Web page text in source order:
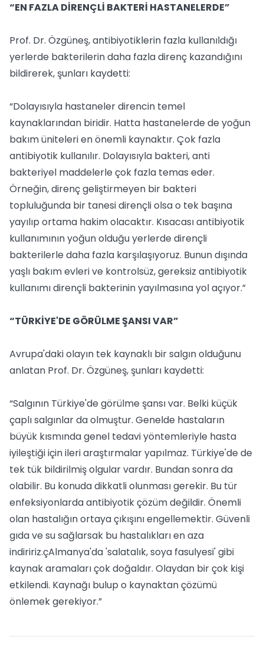
“EN FAZLA DİRENÇLİ BAKTERİ HASTANELERDE”
Prof. Dr. Özgüneş, antibiyotiklerin fazla kullanıldığı
yerlerde bakterilerin daha fazla direnç kazandığını
bildirerek, şunları kaydetti:
“Dolayısıyla hastaneler direncin temel
kaynaklarından biridir. Hatta hastanelerde de yoğun
bakım üniteleri en önemli kaynaktır. Çok fazla
antibiyotik kullanılır. Dolayısıyla bakteri, anti
bakteriyel maddelerle çok fazla temas eder.
Örneğin, direnç geliştirmeyen bir bakteri
topluluğunda bir tanesi dirençli olsa o tek başına
yayılıp ortama hakim olacaktır. Kısacası antibiyotik
kullanımının yoğun olduğu yerlerde dirençli
bakterilerle daha fazla karşılaşıyoruz. Bunun dışında
yaşlı bakım evleri ve kontrolsüz, gereksiz antibiyotik
kullanımı dirençli bakterinin yayılmasına yol açıyor.”
“TÜRKİYE'DE GÖRÜLME ŞANSI VAR”
Avrupa'daki olayın tek kaynaklı bir salgın olduğunu
anlatan Prof. Dr. Özgüneş, şunları kaydetti:
“Salgının Türkiye'de görülme şansı var. Belki küçük
çaplı salgınlar da olmuştur. Genelde hastaların
büyük kısmında genel tedavi yöntemleriyle hasta
iyileştiği için ileri araştırmalar yapılmaz. Türkiye'de de
tek tük bildirilmiş olgular vardır. Bundan sonra da
olabilir. Bu konuda dikkatli olunması gerekir. Bu tür
enfeksiyonlarda antibiyotik çözüm değildir. Önemli
olan hastalığın ortaya çıkışını engellemektir. Güvenli
gıda ve su sağlarsak bu hastalıkları en aza
indiririz.çAlmanya'da 'salatalık, soya fasulyesi' gibi
kaynak aramaları çok doğaldır. Olaydan bir çok kişi
etkilendi. Kaynağı bulup o kaynaktan çözümü
önlemek gerekiyor.”